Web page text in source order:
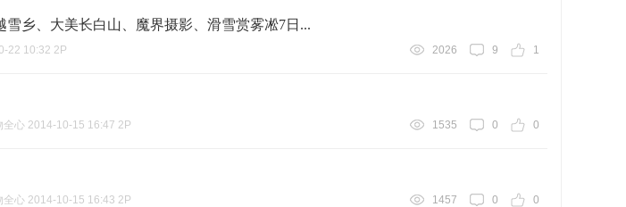
乡、大美长白山、魔界摄影、滑雪赏雾凇7日...
22 10:32 2P 2026 9 1
全心 2014-10-15 16:47 2P 1535 0 0
全心 2014-10-15 16:43 2P 1457 0 0